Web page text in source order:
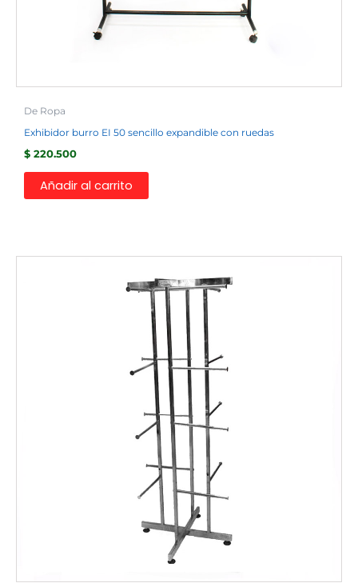
De Ropa
Exhibidor burro EI 50 sencillo expandible con ruedas
$ 220.500
Añadir al carrito